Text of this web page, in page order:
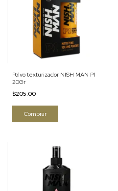
Polvo texturizador NISH MAN P1
20Gr
$205.00